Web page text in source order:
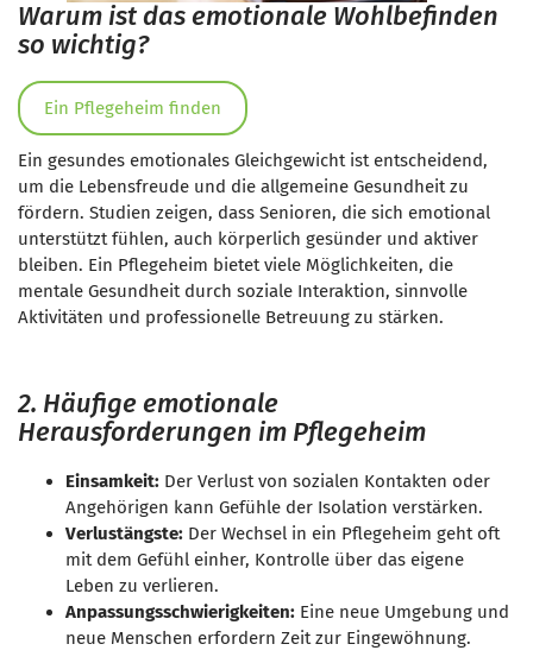
Warum ist das emotionale Wohlbefinden
so wichtig?
Ein Pflegeheim finden
Ein gesundes emotionales Gleichgewicht ist entscheidend,
um die Lebensfreude und die allgemeine Gesundheit zu
fördern. Studien zeigen, dass Senioren, die sich emotional
unterstützt fühlen, auch körperlich gesünder und aktiver
bleiben. Ein Pflegeheim bietet viele Möglichkeiten, die
mentale Gesundheit durch soziale Interaktion, sinnvolle
Aktivitäten und professionelle Betreuung zu stärken.
2. Häufige emotionale
Herausforderungen im Pflegeheim
Einsamkeit: Der Verlust von sozialen Kontakten oder
Angehörigen kann Gefühle der Isolation verstärken.
Verlustängste: Der Wechsel in ein Pflegeheim geht oft
mit dem Gefühl einher, Kontrolle über das eigene
Leben zu verlieren.
Anpassungsschwierigkeiten: Eine neue Umgebung und
neue Menschen erfordern Zeit zur Eingewöhnung.